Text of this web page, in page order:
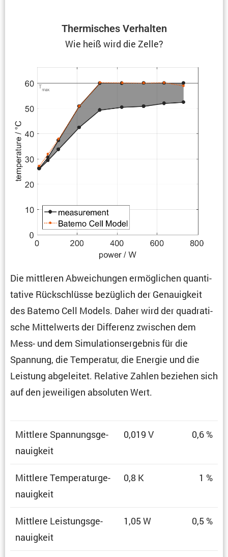
Thermi­sches Verhalten
Wie heiß wird die Zelle?
Die mittleren Abwei­chungen ermög­li­chen quanti­
ta­tive Rückschlüsse bezüg­lich der Genau­ig­keit
des Batemo Cell Models. Daher wird der quadra­ti­
sche Mittel­werts der Diffe­renz zwischen dem
Mess- und dem Simula­ti­ons­er­gebnis für die
Spannung, die Tempe­ratur, die Energie und die
Leistung abgeleitet. Relative Zahlen beziehen sich
auf den jewei­ligen absoluten Wert.
Mittlere Spannungs­ge­
nau­ig­keit
0,019 V 0,6 %
Mittlere Tempe­ra­tur­ge­
nau­ig­keit
0,8 K 1 %
Mittlere Leistungs­ge­
nau­ig­keit
1,05 W 0,5 %